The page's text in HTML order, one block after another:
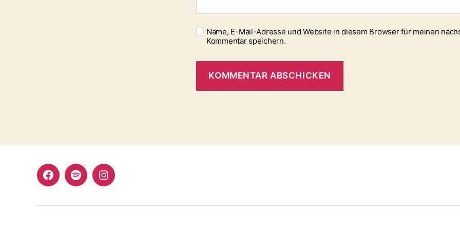
Name, E-Mail-Adresse und Website in diesem Browser für meinen
Kommentar speichern.
FacebookSpotifyInstagram